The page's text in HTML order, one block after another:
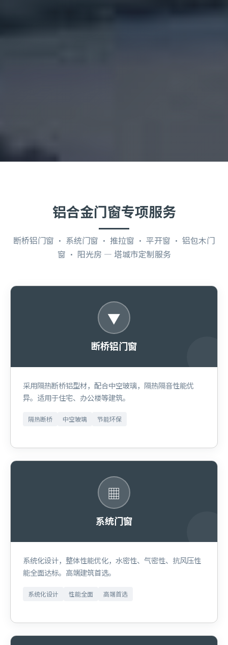
铝合金门窗专项服务
断桥铝门窗 · 系统门窗 · 推拉窗 · 平开窗 · 铝包木门
窗 · 阳光房 — 塔城市定制服务
▼
断桥铝门窗
采用隔热断桥铝型材，配合中空玻璃，隔热隔音性能优
异。适用于住宅、办公楼等建筑。
隔热断桥 中空玻璃 节能环保
▦
系统门窗
系统化设计，整体性能优化，水密性、气密性、抗风压性
能全面达标。高端建筑首选。
系统化设计 性能全面 高端首选